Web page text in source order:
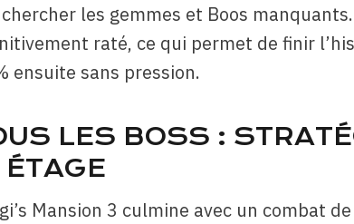
les gemmes et Boos
raté, ce qui permet de finir
ensuite sans pression.
LES BOSS :
ÉTAGE
Mansion 3 culmine avec un combat de